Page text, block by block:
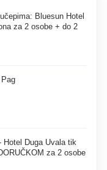
Bluesun Hotel
za 2 osobe + do 2
Hotel Duga Uvala tik
za 2 osobe